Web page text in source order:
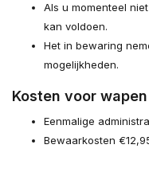
Als u momenteel
kan voldoen.
Het in bewaring
mogelijkheden.
Kosten voor
Eenmalige
Bewaarkosten